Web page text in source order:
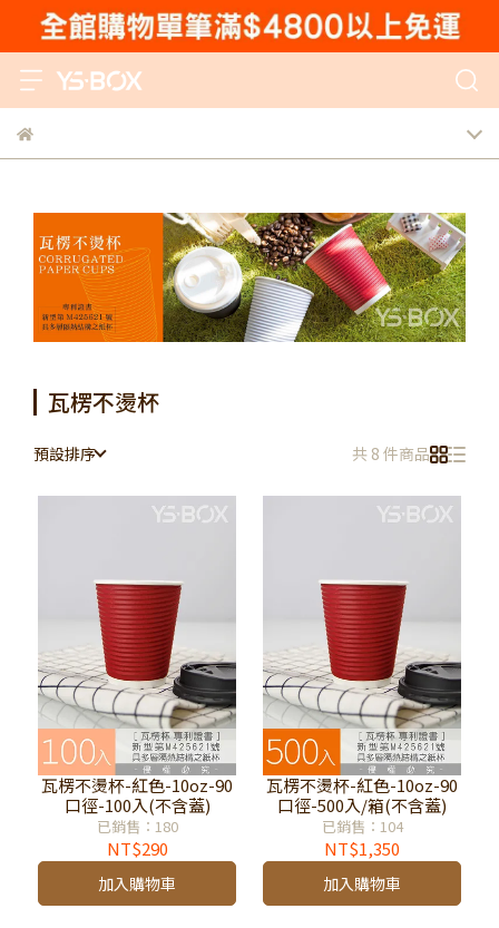
瓦楞不燙杯
預設排序 共 8 件商品
瓦楞不燙杯-紅色-10oz-90
口徑-100入(不含蓋)
已銷售：180
NT$290
加入購物車
瓦楞不燙杯-紅色-10oz-90
口徑-500入/箱(不含蓋)
已銷售：104
NT$1,350
加入購物車